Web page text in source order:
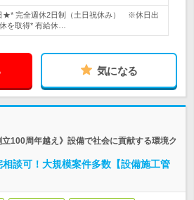
★* 完全週休2日制（土日祝休み） ※休日出
を取得* 有給休…
気になる
100周年越え》設備で社会に貢献する環境ク
相談可！大規模案件多数【設備施工管